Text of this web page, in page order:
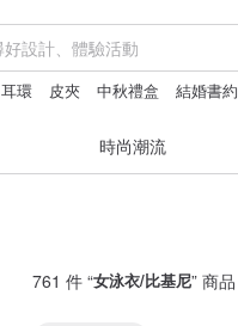
耳環 皮夾 中秋禮盒 結婚書約
時尚潮流
761 件 “女泳衣/比基尼” 商品